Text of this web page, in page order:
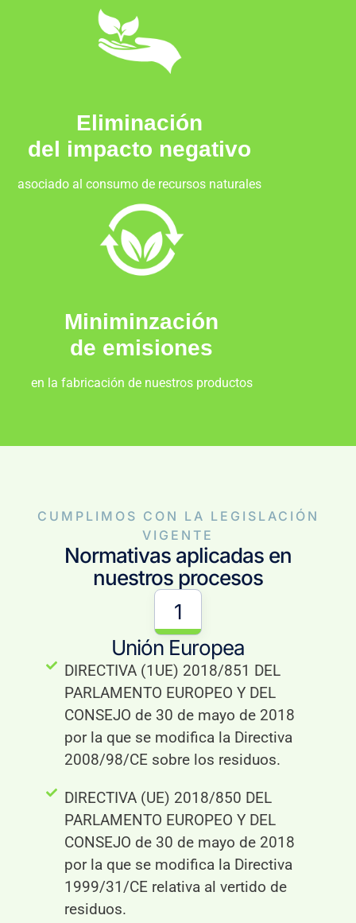
Eliminación
del impacto negativo
asociado al consumo de recursos naturales
Miniminzación
de emisiones
en la fabricación de nuestros productos
CUMPLIMOS CON LA LEGISLACIÓN
VIGENTE
Normativas aplicadas en
nuestros procesos
1
Unión Europea
DIRECTIVA (1UE) 2018/851 DEL
PARLAMENTO EUROPEO Y DEL
CONSEJO de 30 de mayo de 2018
por la que se modifica la Directiva
2008/98/CE sobre los residuos.
DIRECTIVA (UE) 2018/850 DEL
PARLAMENTO EUROPEO Y DEL
CONSEJO de 30 de mayo de 2018
por la que se modifica la Directiva
1999/31/CE relativa al vertido de
residuos.